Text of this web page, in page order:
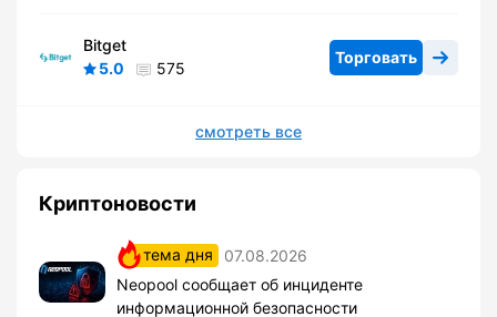
Bitget
5.0
575
Торговать
смотреть все
Криптоновости
тема дня
07.08.2026
Neopool сообщает об инциденте
информационной безопасности